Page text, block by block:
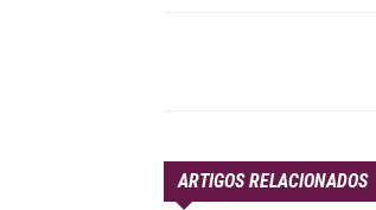
ARTIGOS RELACIONADOS